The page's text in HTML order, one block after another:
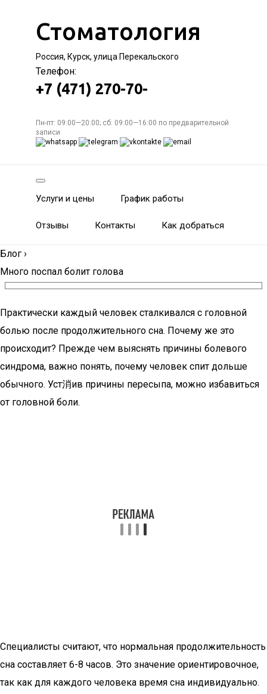
Стоматология
Россия, Курск, улица Перекальского
Телефон:
+7 (471) 270-70-
Пн-пт: 09:00—20:00; сб: 09:00—16:00 по предварительной
записи
Услуги и цены График работы
Отзывы Контакты Как добраться
Блог ›
Много поспал болит голова
Практически каждый человек сталкивался с головной
болью после продолжительного сна. Почему же это
происходит? Прежде чем выяснять причины болевого
синдрома, важно понять, почему человек спит дольше
обычного. Уст消ив причины пересыпа, можно избавиться
от головной боли.
Специалисты считают, что нормальная продолжительность
сна составляет 6-8 часов. Это значение ориентировочное,
так как для каждого человека время сна индивидуально.